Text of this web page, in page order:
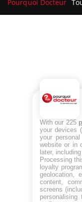
Pourquoi Docteur
With our 225
your devices
your
website or in
later,
Processing
loyalty
geolocation,
content,
screens